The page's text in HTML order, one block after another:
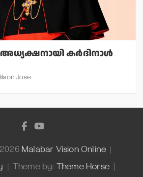
കര്‍ദിനാള്‍
Jose
Malabar Vision Online
Theme by: Theme Horse